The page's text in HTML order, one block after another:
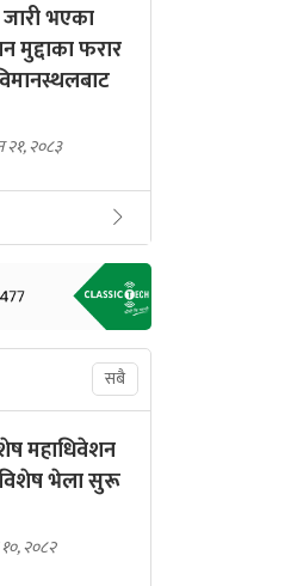
भएका
मुद्दाका फरार
२१, २०८३
सबै
महाधिवेशन
भेला सुरू
२०८२